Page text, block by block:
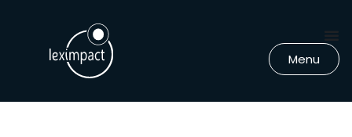
Menu